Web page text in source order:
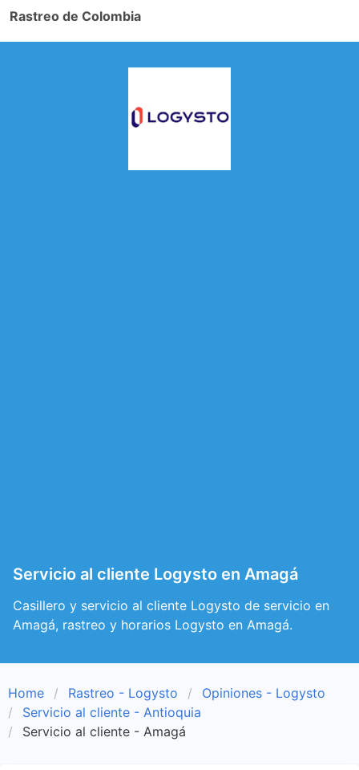
Rastreo de Colombia
Servicio al cliente Logysto en Amagá
Casillero y servicio al cliente Logysto de servicio en
Amagá, rastreo y horarios Logysto en Amagá.
Home Rastreo - Logysto
Opiniones - Logysto
Servicio al cliente - Antioquia
Servicio al cliente - Amagá